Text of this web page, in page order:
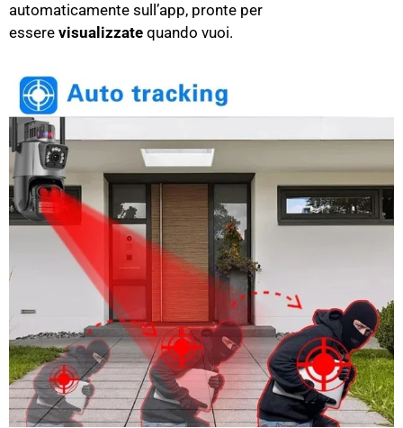
automaticamente sull’app, pronte per
essere visualizzate quando vuoi.